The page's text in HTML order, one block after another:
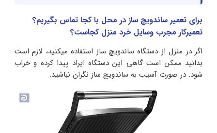
برای تعمیر ساندویچ ساز در محل با کجا تماس بگیریم؟
تعمیرکار مجرب وسایل خرد منزل کجاست؟
اگر در منزل از دستگاه ساندویچ ساز استفاده میکنید، لازم است
بدانید ممکن است گاهی این دستگاه ایراد پیدا کرده و خراب
شود. در صورت آسیب به ساندویچ ساز نگران نباشید.